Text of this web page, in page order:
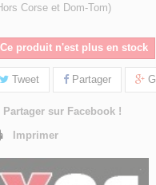
Corse et Dom-Tom)
Ce produit n'est plus en stock
Tweet Partager
Partager sur Facebook !
Imprimer